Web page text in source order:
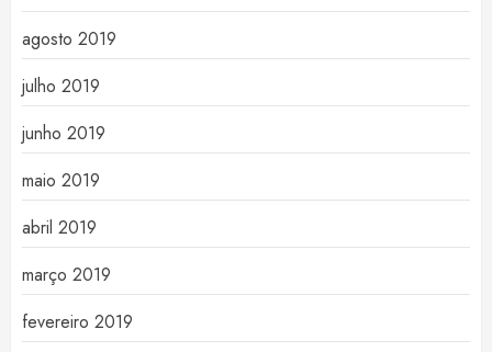
agosto 2019
julho 2019
junho 2019
maio 2019
abril 2019
março 2019
fevereiro 2019